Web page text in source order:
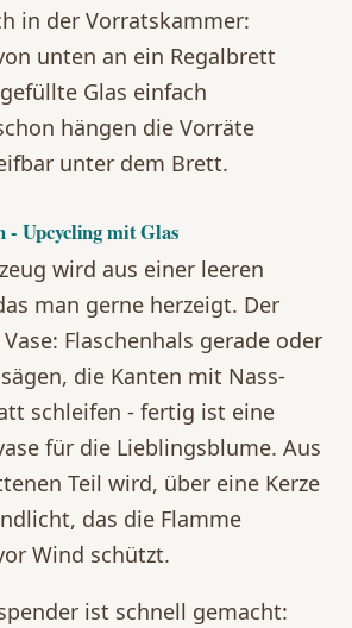
in der Vorratskammer:
unten an ein Regalbrett
Glas einfach
hängen die Vorräte
unter dem Brett.
- Upcycling mit Glas
wird aus einer leeren
man gerne herzeigt. Der
Flaschenhals gerade oder
die Kanten mit Nass-
schleifen - fertig ist eine
für die Lieblingsblume. Aus
Teil wird, über eine Kerze
das die Flamme
Wind schützt.
ist schnell gemacht: